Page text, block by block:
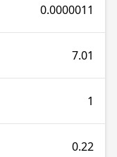
0.0000011
7.01
1
0.22